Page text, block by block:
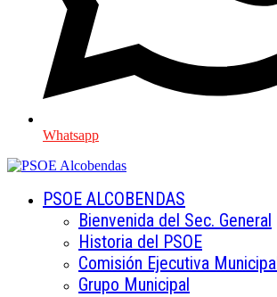
Whatsapp
PSOE ALCOBENDAS
Bienvenida del Sec. General
Historia del PSOE
Comisión Ejecutiva Municipal
Grupo Municipal